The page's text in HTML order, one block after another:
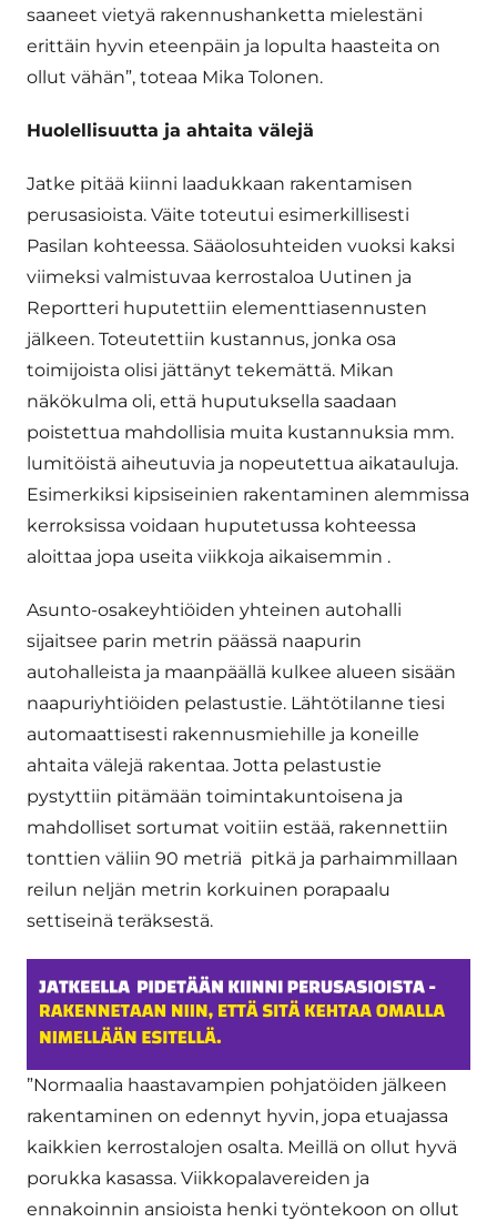
saaneet vietyä rakennushanketta mielestäni
erittäin hyvin eteenpäin ja lopulta haasteita on
ollut vähän”, toteaa Mika Tolonen.
Huolellisuutta ja ahtaita välejä
Jatke pitää kiinni laadukkaan rakentamisen
perusasioista. Väite toteutui esimerkillisesti
Pasilan kohteessa. Sääolosuhteiden vuoksi kaksi
viimeksi valmistuvaa kerrostaloa Uutinen ja
Reportteri huputettiin elementtiasennusten
jälkeen. Toteutettiin kustannus, jonka osa
toimijoista olisi jättänyt tekemättä. Mikan
näkökulma oli, että huputuksella saadaan
poistettua mahdollisia muita kustannuksia mm.
lumitöistä aiheutuvia ja nopeutettua aikatauluja.
Esimerkiksi kipsiseinien rakentaminen alemmissa
kerroksissa voidaan huputetussa kohteessa
aloittaa jopa useita viikkoja aikaisemmin .
Asunto-osakeyhtiöiden yhteinen autohalli
sijaitsee parin metrin päässä naapurin
autohalleista ja maanpäällä kulkee alueen sisään
naapuriyhtiöiden pelastustie. Lähtötilanne tiesi
automaattisesti rakennusmiehille ja koneille
ahtaita välejä rakentaa. Jotta pelastustie
pystyttiin pitämään toimintakuntoisena ja
mahdolliset sortumat voitiin estää, rakennettiin
tonttien väliin 90 metriä pitkä ja parhaimmillaan
reilun neljän metrin korkuinen porapaalu
settiseinä teräksestä.
”Normaalia haastavampien pohjatöiden jälkeen
rakentaminen on edennyt hyvin, jopa etuajassa
kaikkien kerrostalojen osalta. Meillä on ollut hyvä
porukka kasassa. Viikkopalavereiden ja
ennakoinnin ansioista henki työntekoon on ollut